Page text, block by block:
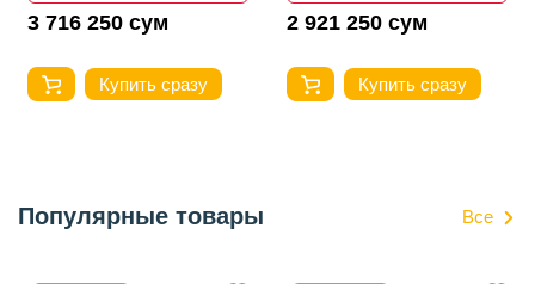
3 716 250 сум
Купить сразу
2 921 250 сум
Купить сразу
Популярные товары Все